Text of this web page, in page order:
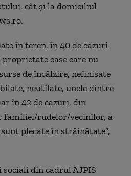
cât şi la domiciliul
în teren, în 40 de cazuri
case care nu
de încălzire, nefinisate
neutilate, unele dintre
în 42 de cazuri, din
rudelor/vecinilor, a
plecate în străinătate”,
din cadrul AJPIS